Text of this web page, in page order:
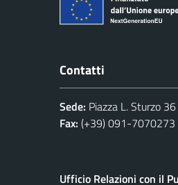
Contatti
Sede: Piazza L. Sturzo
Fax: (+39) 091-7070273
Ufficio Relazioni con il